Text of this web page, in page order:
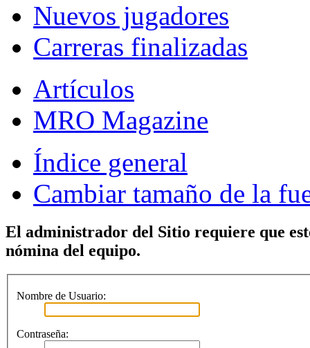
Nuevos jugadores
Carreras finalizadas
Artículos
MRO Magazine
Índice general
Cambiar tamaño de la
El administrador del Sitio requiere que
nómina del equipo.
Nombre de Usuario:
Contraseña: